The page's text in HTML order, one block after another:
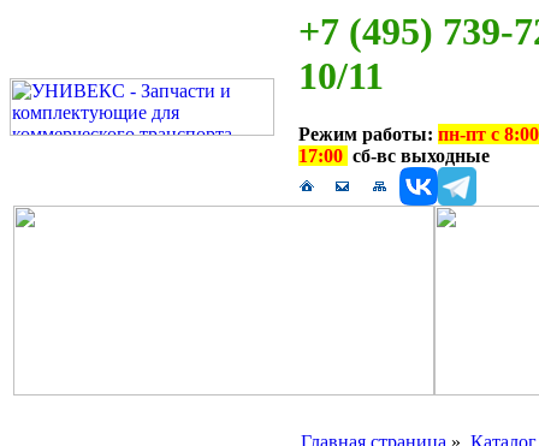
+7 (495) 739-
10/11
Режим работы: пн-пт с
17:00 сб-вс выходные
Главная страница » Каталог